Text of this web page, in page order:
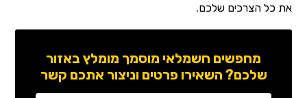
את כל הצרכים שלכם.
מחפשים חשמלאי מוסמך מומלץ באזור
שלכם? השאירו פרטים וניצור אתכם קשר